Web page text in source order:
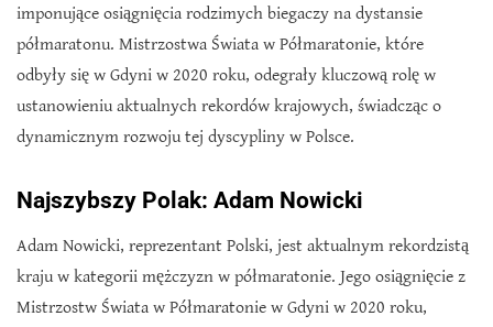
imponujące osiągnięcia rodzimych biegaczy na dystansie
półmaratonu. Mistrzostwa Świata w Półmaratonie, które
odbyły się w Gdyni w 2020 roku, odegrały kluczową rolę w
ustanowieniu aktualnych rekordów krajowych, świadcząc o
dynamicznym rozwoju tej dyscypliny w Polsce.
Najszybszy Polak: Adam Nowicki
Adam Nowicki, reprezentant Polski, jest aktualnym rekordzistą
kraju w kategorii mężczyzn w półmaratonie. Jego osiągnięcie z
Mistrzostw Świata w Półmaratonie w Gdyni w 2020 roku,